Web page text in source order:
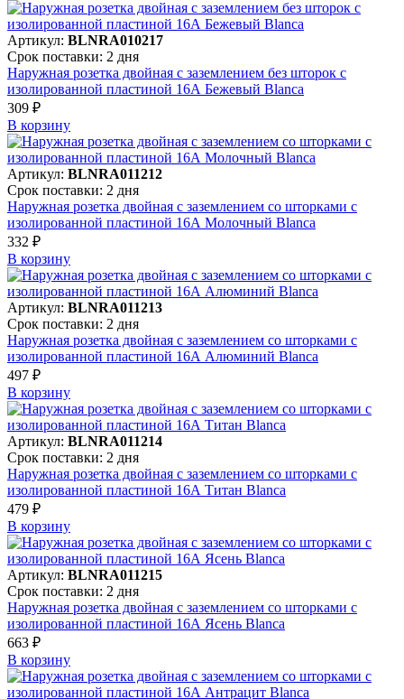
Артикул: BLNRA010217
Срок поставки: 2 дня
Наружная розетка двойная с заземлением без шторок с
изолированной пластиной 16А Бежевый Blanca
309 ₽
В корзинy
Артикул: BLNRA011212
Срок поставки: 2 дня
Наружная розетка двойная с заземлением со шторками с
изолированной пластиной 16А Молочный Blanca
332 ₽
В корзинy
Артикул: BLNRA011213
Срок поставки: 2 дня
Наружная розетка двойная с заземлением со шторками с
изолированной пластиной 16А Алюминий Blanca
497 ₽
В корзинy
Артикул: BLNRA011214
Срок поставки: 2 дня
Наружная розетка двойная с заземлением со шторками с
изолированной пластиной 16А Титан Blanca
479 ₽
В корзинy
Артикул: BLNRA011215
Срок поставки: 2 дня
Наружная розетка двойная с заземлением со шторками с
изолированной пластиной 16А Ясень Blanca
663 ₽
В корзинy